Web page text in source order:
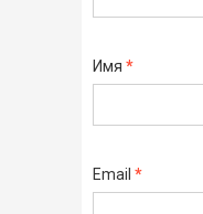
Имя *
Email *